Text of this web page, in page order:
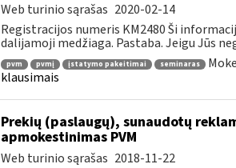
Web turinio sąrašas 2020-02-14
Registracijos numeris KM2480 Ši
dalijamoji medžiaga. Pastaba. Jeigu Jūs
pvm pvmį įstatymo pakeitimai seminaras
klausimais
Prekių (paslaugų), sunaudotų
apmokestinimas PVM
Web turinio sąrašas 2018-11-22